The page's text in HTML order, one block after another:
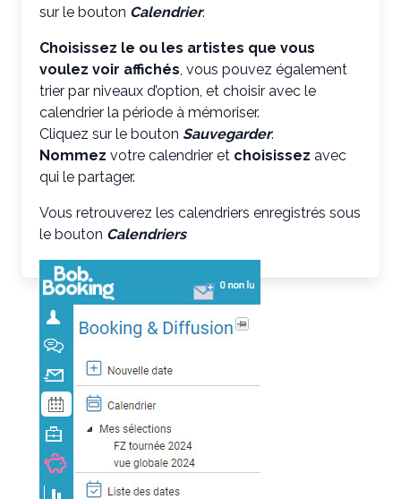
sur le bouton Calendrier.
Choisissez le ou les artistes que vous
voulez voir affichés, vous pouvez également
trier par niveaux d’option, et choisir avec le
calendrier la période à mémoriser.
Cliquez sur le bouton Sauvegarder.
Nommez votre calendrier et choisissez avec
qui le partager.
Vous retrouverez les calendriers enregistrés sous
le bouton Calendriers